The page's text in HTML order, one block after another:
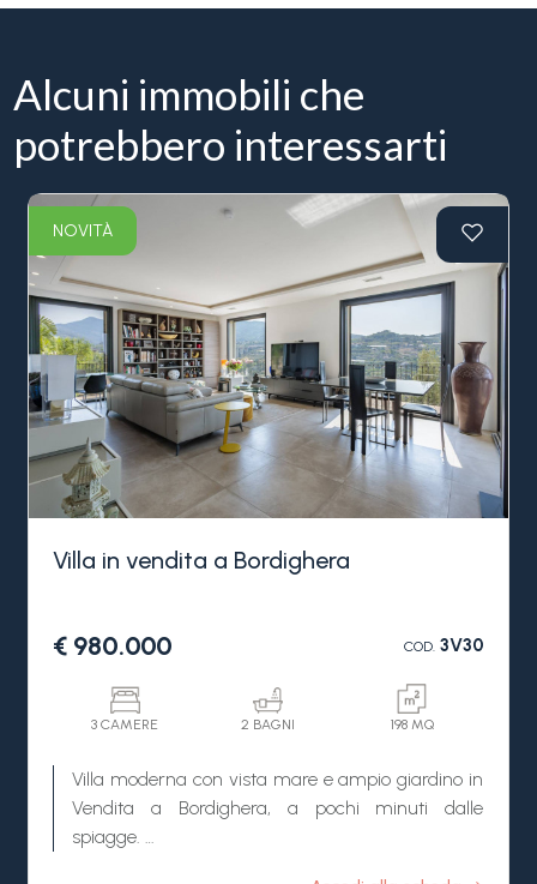
Alcuni immobili che
potrebbero interessarti
NOVITÀ
Villa in vendita a Bordighera
€ 980.000 COD.3V30
3 CAMERE 2 BAGNI 198 MQ
Villa moderna con vista mare e ampio giardino in
Vendita a Bordighera, a pochi minuti dalle
spiagge.